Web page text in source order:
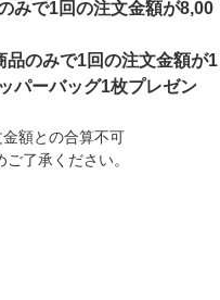
みで1回の注文金額が8,00
品のみで1回の注文金額が1
パーバッグ1枚プレゼン
額との合算不可
了承ください。